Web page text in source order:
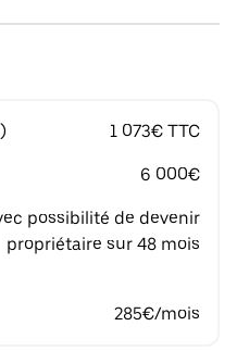
1 073€ TTC
6 000€
possibilité de devenir
propriétaire sur 48 mois
285€/mois